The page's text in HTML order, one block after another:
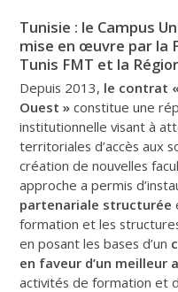
Tunisie : le Campus
mise en œuvre par la
Tunis FMT et la
Depuis 2013, le contrat
Ouest » constitue une
institutionnelle visant à
territoriales d’accès aux
création de nouvelles
approche a permis
partenariale structurée
formation et les
en posant les bases d’un
en faveur d’un meilleur
activités de formation et